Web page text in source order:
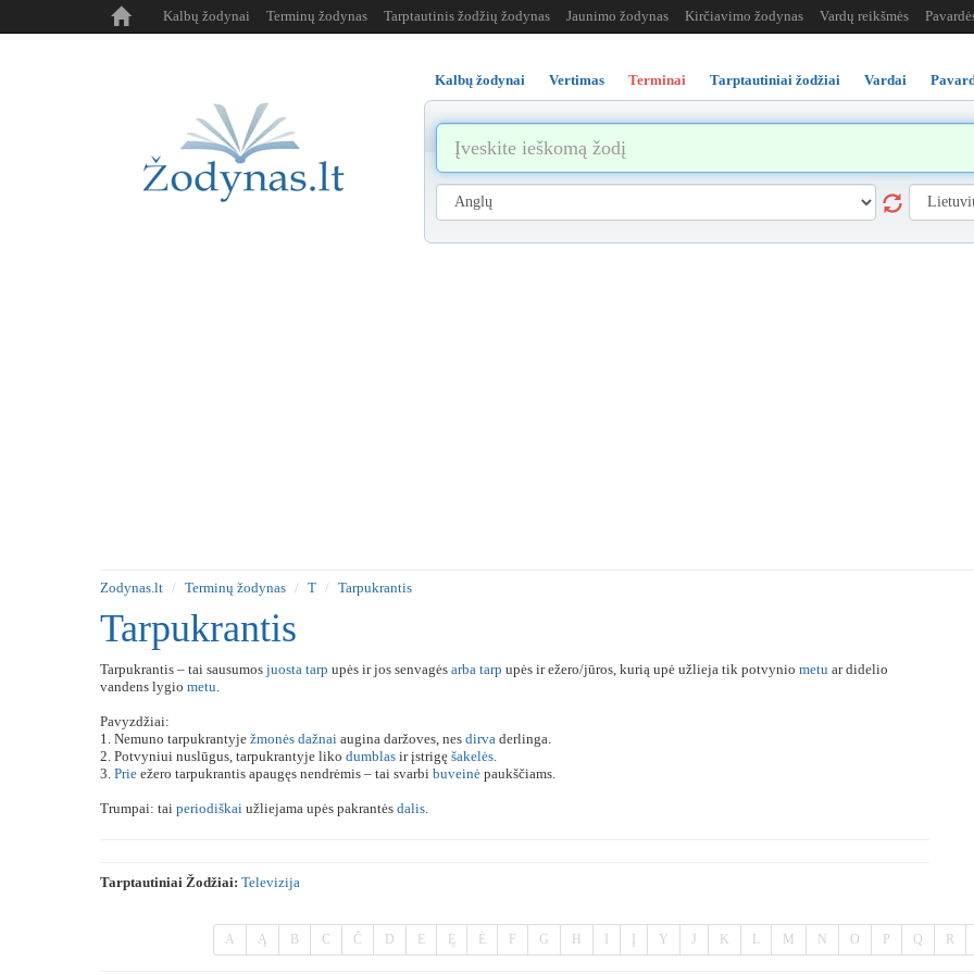
Kalbų žodynai Terminų žodynas Tarptautinis žodžių žodynas Jaunimo žodynas Kirčiavimo žodynas Vardų reikšmės
Kalbų žodynai Vertimas Terminai Tarptautiniai žodžiai Vardai
Zodynas.lt Terminų žodynas T Tarpukrantis
Tarpukrantis
Tarpukrantis – tai sausumos juosta tarp upės ir jos senvagės arba tarp upės ir ežero/jūros, kurią upė užlieja tik potvynio metu ar didelio
vandens lygio metu.
Pavyzdžiai:
1. Nemuno tarpukrantyje žmonės dažnai augina daržoves, nes dirva derlinga.
2. Potvyniui nuslūgus, tarpukrantyje liko dumblas ir įstrigę šakelės.
3. Prie ežero tarpukrantis apaugęs nendrėmis – tai svarbi buveinė paukščiams.
Trumpai: tai periodiškai užliejama upės pakrantės dalis.
Tarptautiniai Žodžiai: Televizija
A Ą B C Č D E Ę Ė F G H Y J K L M N O P Q R